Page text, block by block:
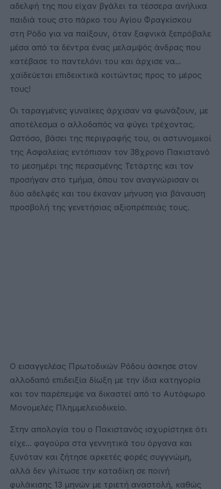
αδελφή της που είχαν βγάλει τα τέσσερα ανήλικα
παιδιά τους στο πάρκο του Αγίου Φραγκίσκου
στη Ρόδο για να παίξουν, όταν ξαφνικά ξεπρόβαλε
μέσα από τα δέντρα ένας μελαμψός άνδρας που
κατέβασε το παντελόνι του και άρχισε να...
χαϊδεύεται επιδεικτικά κοιτώντας προς το μέρος
τους!
Οι ταραγμένες γυναίκες άρχισαν να φωνάζουν, με
αποτέλεσμα ο αλλοδαπός να φύγει τρέχοντας.
Ωστόσο, βάσει της περιγραφής του, οι αστυνομικοί
της Ασφαλείας εντόπισαν τον 38χρονο Πακιστανό
το μεσημέρι της περασμένης Τετάρτης και τον
προσήγαν στο τμήμα, όπου τον αναγνώρισαν οι
δύο αδελφές και του έκαναν μήνυση για βάναυση
προσβολή της γενετήσιας αξιοπρέπειάς τους.
Ο εισαγγελέας Πρωτοδικών Ρόδου άσκησε στον
αλλοδαπό επιδειξία δίωξη με την ίδια κατηγορία
και τον παρέπεμψε να δικαστεί από το Αυτόφωρο
Μονομελές Πλημμελειοδικείο.
Στην απολογία του ο Πακιστανός ισχυρίστηκε ότι
είχε... φαγούρα στα γεννητικά του όργανα και
ξυνόταν και ζήτησε αρκετές φορές συγγνώμη,
αλλά δεν γλίτωσε την καταδίκη σε ποινή
φυλάκισης 13 μηνών με τριετή αναστολή, καθώς